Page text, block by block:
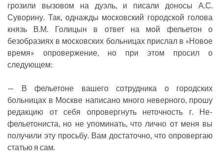
грозили вызовом на дуэль, и писали доносы А.С.
Суворину. Так, однажды московский городской голова
князь В.М. Голицын в ответ на мой фельетон о
безобразиях в московских больницах прислал в «Новое
время» опровержение, но при этом просил о
следующем:
— В фельетоне вашего сотрудника о городских
больницах в Москве написано много неверного, прошу
редакцию от себя опровергнуть неточность г. Не-
фельетониста, но не упоминать, что лично от меня вы
получили эту просьбу. Вам достаточно, что опровергаю
статью я сам.